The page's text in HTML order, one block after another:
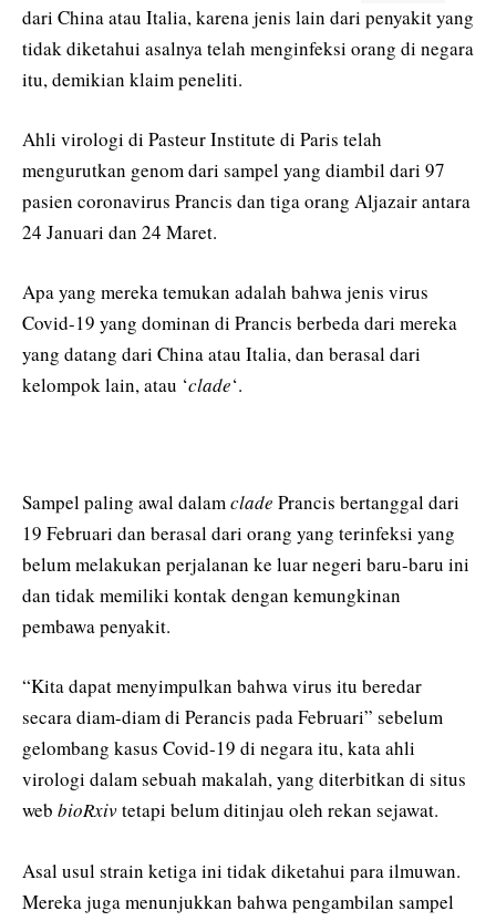
dari China atau Italia, karena jenis lain dari penyakit yang
tidak diketahui asalnya telah menginfeksi orang di negara
itu, demikian klaim peneliti.
Ahli virologi di Pasteur Institute di Paris telah
mengurutkan genom dari sampel yang diambil dari 97
pasien coronavirus Prancis dan tiga orang Aljazair antara
24 Januari dan 24 Maret.
Apa yang mereka temukan adalah bahwa jenis virus
Covid-19 yang dominan di Prancis berbeda dari mereka
yang datang dari China atau Italia, dan berasal dari
kelompok lain, atau ‘clade‘.
Sampel paling awal dalamclade Prancis bertanggal dari
19 Februari dan berasal dari orang yang terinfeksi yang
belum melakukan perjalanan ke luar negeri baru-baru ini
dan tidak memiliki kontak dengan kemungkinan
pembawa penyakit.
“Kita dapat menyimpulkan bahwa virus itu beredar
secara diam-diam di Perancis pada Februari” sebelum
gelombang kasus Covid-19 di negara itu, kata ahli
virologi dalam sebuah makalah, yang diterbitkan di situs
web bioRxivtetapi belum ditinjau oleh rekan sejawat.
Asal usul strain ketiga ini tidak diketahui para ilmuwan.
Mereka juga menunjukkan bahwa pengambilan sampel